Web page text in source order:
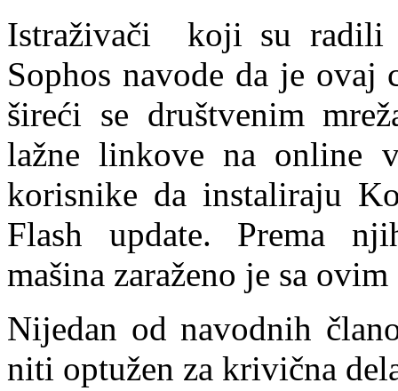
Istraživači koji su radili
Sophos navode da je
šireći se društvenim
lažne linkove na online
korisnike da instaliraju
Flash update. Prema
mašina zaraženo je sa
Nijedan od navodnih
niti optužen za krivična